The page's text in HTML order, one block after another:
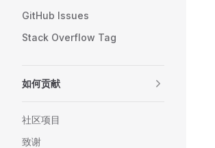
GitHub Issues
Stack Overflow Tag
如何贡献
社区项目
致谢